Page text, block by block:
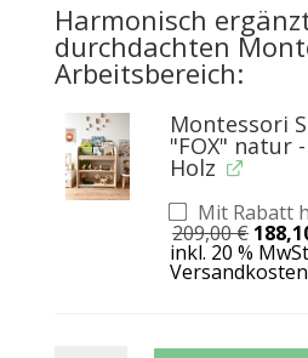
Harmonisch
durchdachten
Arbeitsbereich:
Montessori
"FOX" natur
Holz
Mit Rabatt
209,00€
Preis
war:
inkl. 20 %
Versandkosten